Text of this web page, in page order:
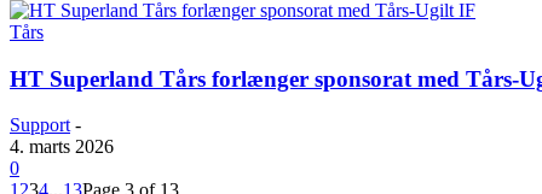
Tårs
HT Superland Tårs forlænger sponsorat med Tårs-
Support -
4. marts 2026
0